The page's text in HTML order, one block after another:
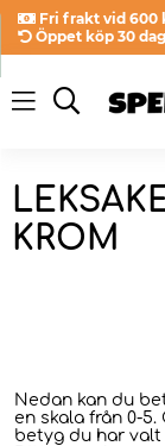
Fri frakt vid 600
Öppet köp 30
KROM
Nedan kan du
en skala från 0-
betyg du har